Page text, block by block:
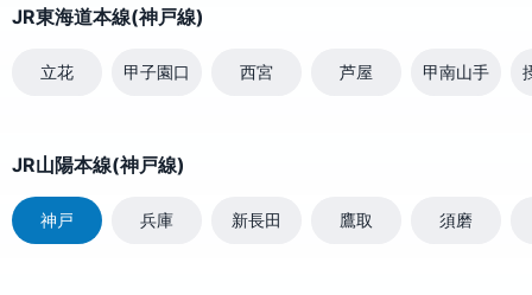
JR東海道本線(神戸線)
立花 甲子園口 西宮 芦屋 甲南山手
JR山陽本線(神戸線)
神戸 兵庫 新長田 鷹取 須磨